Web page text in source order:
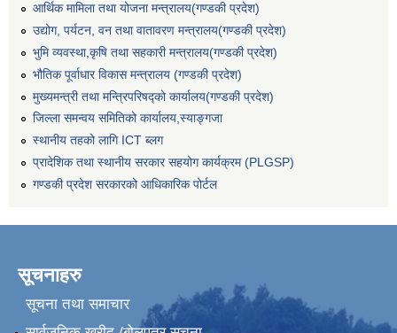
आर्थिक मामिला तथा योजना मन्त्रालय(गण्डकी प्रदेश)
उद्योग, पर्यटन, वन तथा वातावरण मन्त्रालय(गण्डकी प्रदेश)
भुमि व्यवस्था,कृषि तथा सहकारी मन्त्रालय(गण्डकी प्रदेश)
भौतिक पूर्वाधार विकास मन्त्रालय (गण्डकी प्रदेश)
मुख्यमन्त्री तथा मन्त्रिपरिषद्को कार्यालय(गण्डकी प्रदेश)
जिल्ला समन्वय समितिको कार्यालय,स्याङ्गजा
स्थानीय तहको लागि ICT ब्लग
प्रादेशिक तथा स्थानीय सरकार सहयोग कार्यक्रम (PLGSP)
गण्डकी प्रदेश सरकारको आधिकारिक पोर्टल
सूचनाहरु
सूचना तथा समाचार